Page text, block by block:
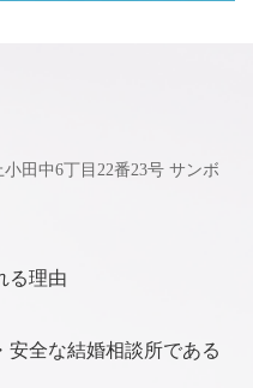
田中6丁目22番23号 サンボ
る理由
全な結婚相談所である